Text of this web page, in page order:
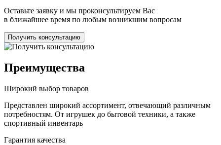
Оставьте заявку и мы проконсультируем Вас
в ближайшее время по любым возникшим вопросам
Получить консультацию
Преимущества
Широкий выбор товаров
Представлен широкий ассортимент, отвечающий различным
потребностям. От игрушек до бытовой техники, а также
спортивный инвентарь
Гарантия качества